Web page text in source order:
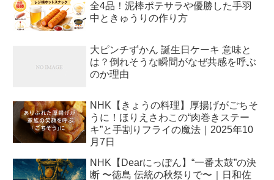
全4品！泥棒ポテサラや優勝した手羽
中ときゅうりの作り方
大ピンチずかん 誕生日ケーキ 意味と
は？倒れそうな瞬間がなぜ共感を呼ぶ
のか理由
NHK【きょうの料理】厚揚げがごちそ
うに！ほりえさわこの“肉巻きステー
キ”と手割りフライの魔法｜2025年10
月7日
NHK【Dearにっぽん】“一番太鼓”の決
断 〜徳島 伝統の秋祭りで〜｜日和佐